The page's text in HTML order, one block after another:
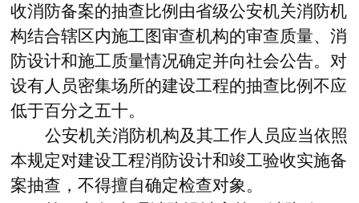
收消防备案的抽查比例由省级公安机关消防机
构结合辖区内施工图审查机构的审查质量、消
防设计和施工质量情况确定并向社会公告。对
设有人员密集场所的建设工程的抽查比例不应
低于百分之五十。
公安机关消防机构及其工作人员应当依照
本规定对建设工程消防设计和竣工验收实施备
案抽查，不得擅自确定检查对象。